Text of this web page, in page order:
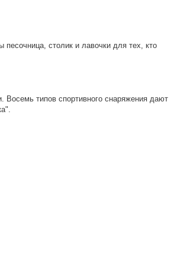
столик и лавочки для тех, кто
Восемь типов спортивного снаряжения дают